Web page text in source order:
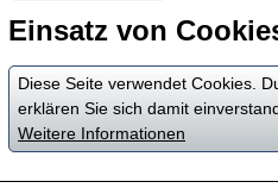
Einsatz von
Diese Seite verwendet Cookies.
erklären Sie sich damit
Weitere Informationen